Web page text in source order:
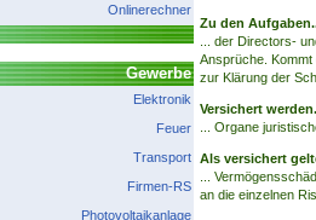
Onlinerechner
Gewerbe
Elektronik
Feuer
Transport
Firmen-RS
Photovoltaikanlage
Zu den
... der Directors-
Ansprüche.
zur Klärung der
Versichert
... Organe
Als versichert
...
an die einzelnen